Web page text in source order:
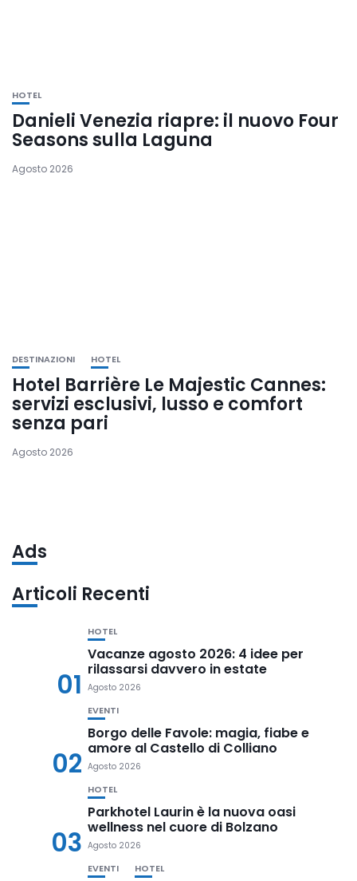
HOTEL
Danieli Venezia riapre: il nuovo Four
Seasons sulla Laguna
Agosto 2026
DESTINAZIONI HOTEL
Hotel Barrière Le Majestic Cannes:
servizi esclusivi, lusso e comfort
senza pari
Agosto 2026
Ads
Articoli Recenti
01
HOTEL
Vacanze agosto 2026: 4 idee per
rilassarsi davvero in estate
Agosto 2026
02
EVENTI
Borgo delle Favole: magia, fiabe e
amore al Castello di Colliano
Agosto 2026
03
HOTEL
Parkhotel Laurin è la nuova oasi
wellness nel cuore di Bolzano
Agosto 2026
EVENTI HOTEL